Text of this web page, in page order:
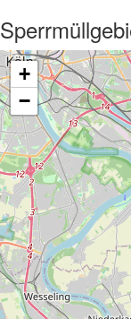
+
−